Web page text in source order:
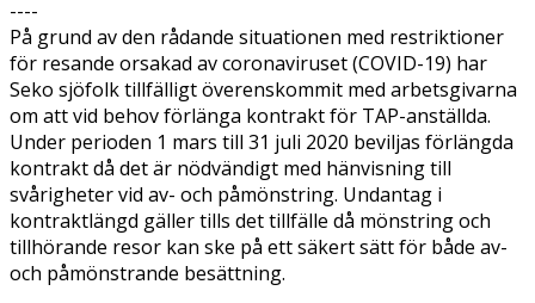
----
På grund av den rådande situationen med restriktioner
för resande orsakad av coronaviruset (COVID-19) har
Seko sjöfolk tillfälligt överenskommit med arbetsgivarna
om att vid behov förlänga kontrakt för TAP-anställda.
Under perioden 1 mars till 31 juli 2020 beviljas förlängda
kontrakt då det är nödvändigt med hänvisning till
svårigheter vid av- och påmönstring. Undantag i
kontraktlängd gäller tills det tillfälle då mönstring och
tillhörande resor kan ske på ett säkert sätt för både av-
och påmönstrande besättning.